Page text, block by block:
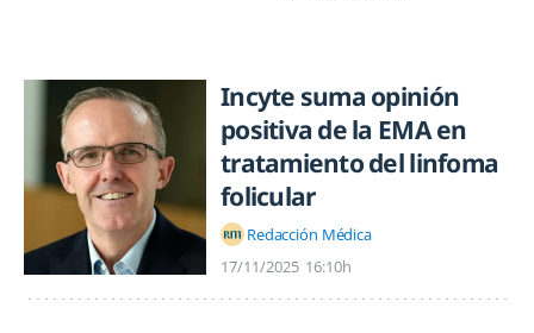
Incyte suma opinión
positiva de la EMA en
tratamiento del linfoma
folicular
Redacción Médica
17/11/2025 16:10h